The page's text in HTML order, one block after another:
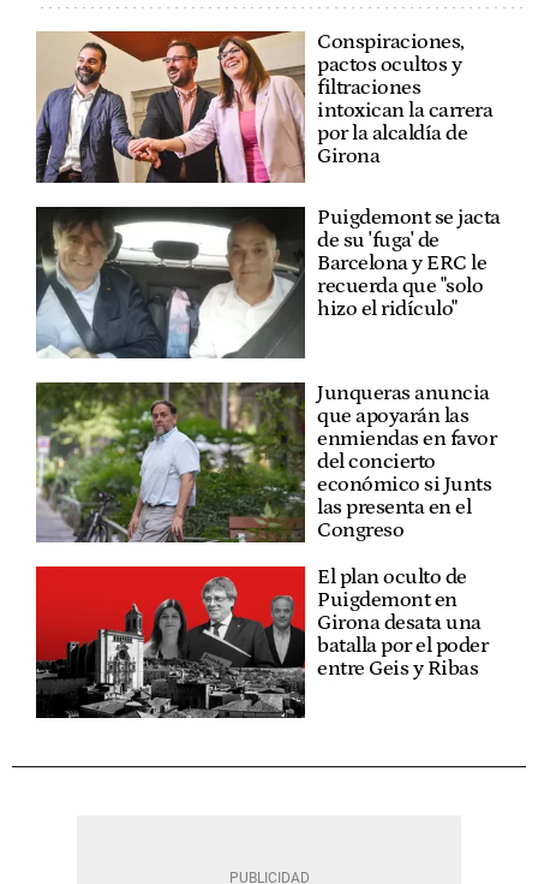
Conspiraciones,
pactos ocultos y
filtraciones
intoxican la carrera
por la alcaldía de
Girona
Puigdemont se jacta
de su 'fuga' de
Barcelona y ERC le
recuerda que "solo
hizo el ridículo"
Junqueras anuncia
que apoyarán las
enmiendas en favor
del concierto
económico si Junts
las presenta en el
Congreso
El plan oculto de
Puigdemont en
Girona desata una
batalla por el poder
entre Geis y Ribas